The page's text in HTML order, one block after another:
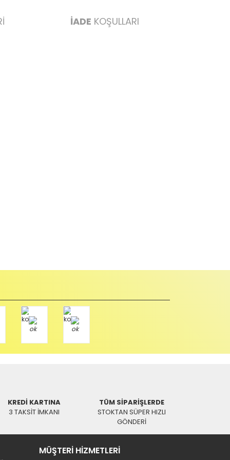
İADE KOŞULLARI
üzerine yazarak aşağıdaki adresimize alıcı
KREDİ KARTINA
3 TAKSİT İMKANI
TÜM SİPARİŞLERDE
STOKTAN SÜPER HIZLI
GÖNDERİ
MÜŞTERİ HİZMETLERİ